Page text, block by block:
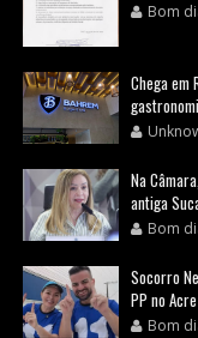
Bom
Chega em
Na
antiga
Bom
Socorro
PP no Acre
Bom